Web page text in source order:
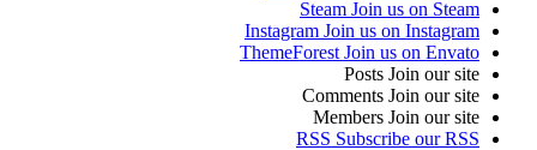
Steam Join us on Steam
Instagram Join us on Instagram
ThemeForest Join us on Envato
Posts Join our site
Comments Join our site
Members Join our site
RSS Subscribe our RSS